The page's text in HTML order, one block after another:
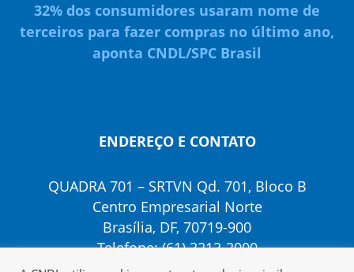
32% dos consumidores usaram nome de
terceiros para fazer compras no último ano,
aponta CNDL/SPC Brasil
ENDEREÇO E CONTATO
QUADRA 701 – SRTVN Qd. 701, Bloco B
Centro Empresarial Norte
Brasília, DF, 70719-900
Telefone: (61) 3213-2000
E-mail: politicaspublicas@cndl.org.br